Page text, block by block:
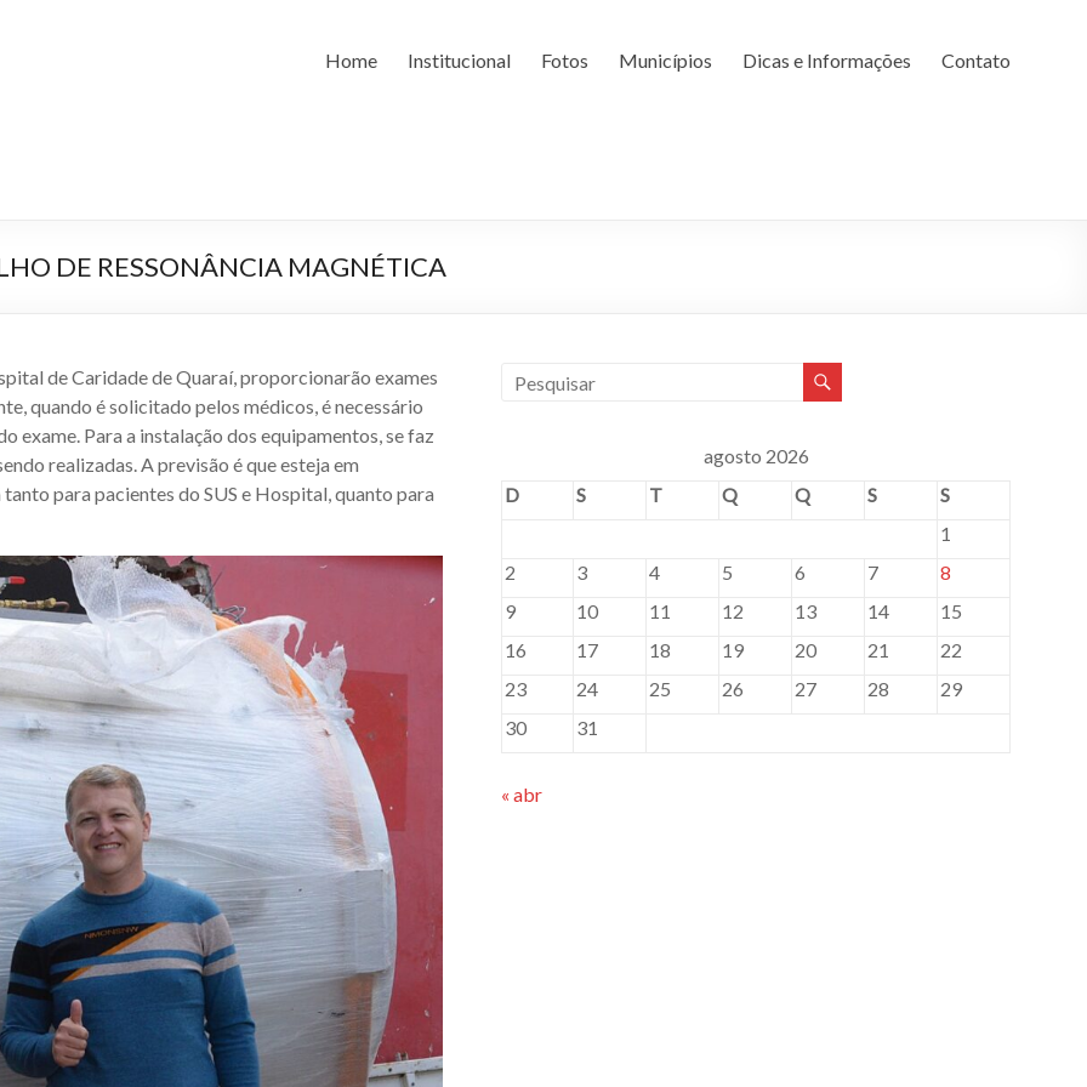
Home Institucional Fotos Municípios Dicas e Informações Contato
DE RESSONÂNCIA MAGNÉTICA
de Caridade de Quaraí, proporcionarão exames
quando é solicitado pelos médicos, é necessário
exame. Para a instalação dos equipamentos, se faz
realizadas. A previsão é que esteja em
para pacientes do SUS e Hospital, quanto para
agosto 2026
D
S T Q Q S
S
1
2
3 4 5 6 7
8
9
10 11 12 13 14
15
16
17 18 19 20 21
22
23
24 25 26 27 28
29
30
31
« abr